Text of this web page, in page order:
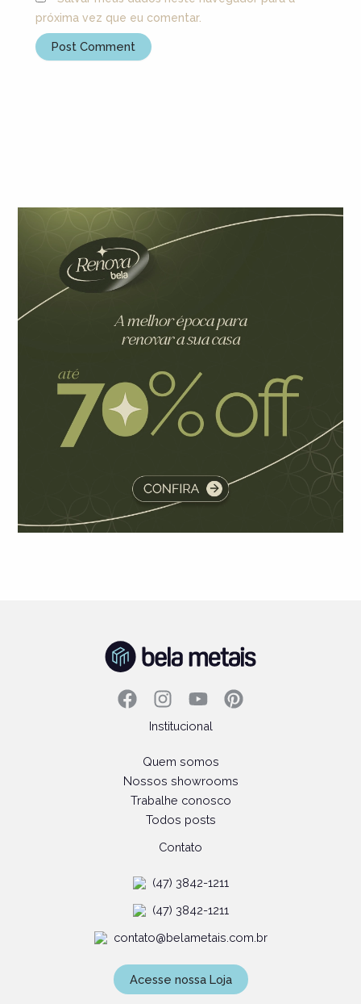
próxima vez que eu comentar.
Institucional
Quem somos
Nossos showrooms
Trabalhe conosco
Todos posts
Contato
(47) 3842-1211
(47) 3842-1211
contato@belametais.com.br
Acesse nossa Loja